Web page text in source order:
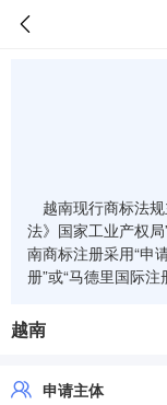
越南现行商标法
法》国家工业产权
南商标注册采用“申
册”或“马德里国际注
越南
申请主体